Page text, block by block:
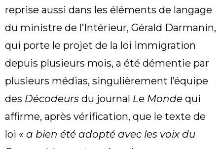
reprise aussi dans les éléments de langage
du ministre de l’Intérieur, Gérald Darmanin,
qui porte le projet de la loi immigration
depuis plusieurs mois, a été démentie par
plusieurs médias, singulièrement l’équipe
des Décodeurs du journal Le Monde qui
affirme, après vérification, que le texte de
loi « a bien été adopté avec les voix du